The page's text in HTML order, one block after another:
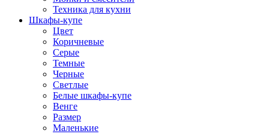
Техника для кухни
Шкафы-купе
Цвет
Коричневые
Серые
Темные
Черные
Светлые
Белые шкафы-купе
Венге
Размер
Маленькие